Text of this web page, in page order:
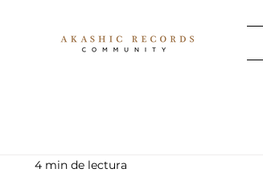
4 min de lectura